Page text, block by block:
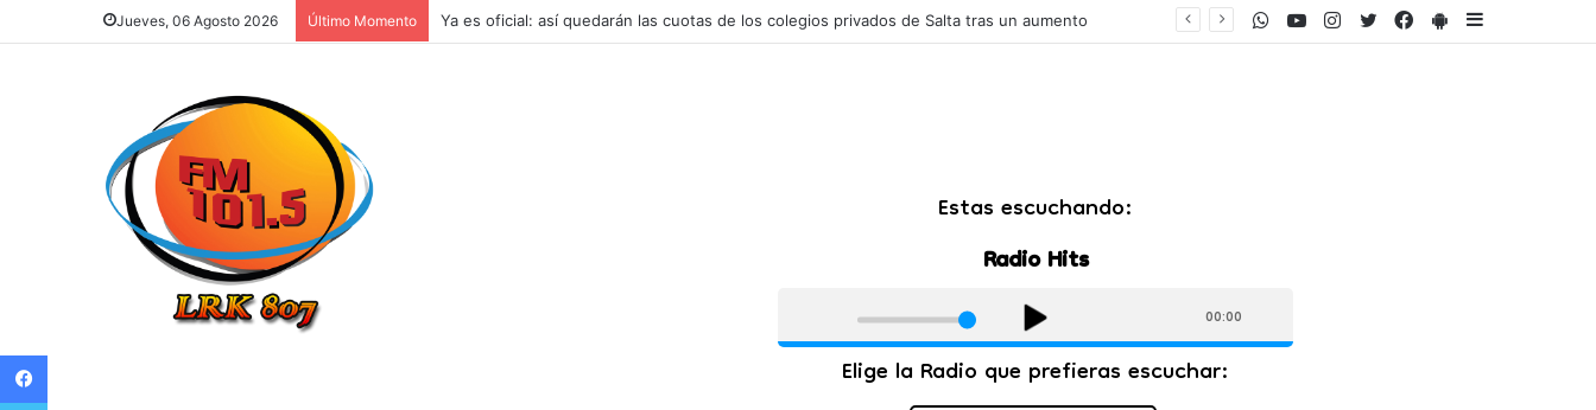
Jueves, 06 Agosto 2026 Último Momento Ya es oficial: así quedarán las cuotas de los colegios privados de Salta tras un aumento PlayStore
Facebook
Twitter
Instagram
Youtube
WhatsApp